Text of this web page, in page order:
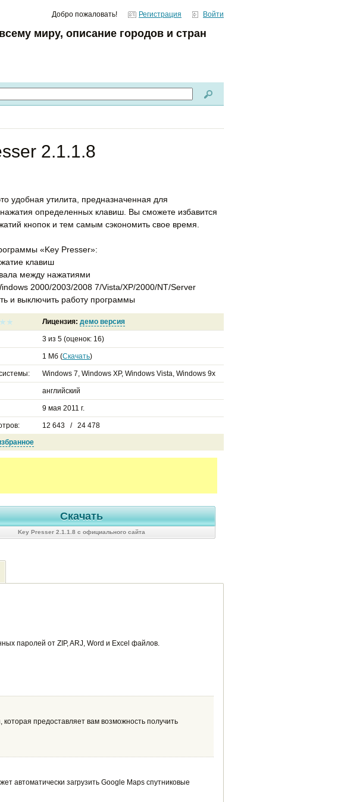
Добро пожаловать! Регистрация Войти
миру, описание городов и стран
2.1.1.8
удобная утилита, предназначенная для
определенных клавиш. Вы сможете избавится
кнопок и тем самым сэкономить свое время.
«Key Presser»:
клавиш
между нажатиями
2000/2003/2008 7/Vista/XP/2000/NT/Server
и выключить работу программы
Лицензия: демо версия
3 из 5 (оценок: 16)
1 Мб (Скачать)
Windows 7, Windows XP, Windows Vista, Windows 9x
английский
9 мая 2011 г.
12 643 / 24 478
Скачать
Key Presser 2.1.1.8 с официального сайта
паролей от ZIP, ARJ, Word и Excel файлов.
предоставляет вам возможность получить
автоматически загрузить Google Maps спутниковые